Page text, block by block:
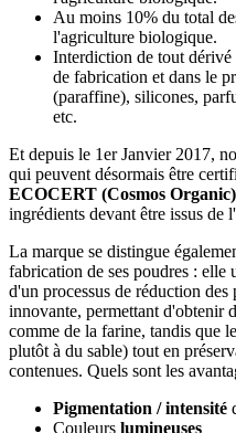
Au moins 10% du total
l'agriculture biologique.
Interdiction de tout dérivé
de fabrication et dans le
(paraffine), silicones,
etc.
Et depuis le 1er Janvier 2017,
qui peuvent désormais être
ECOCERT (Cosmos Organic)
ingrédients devant être issus de
La marque se distingue
fabrication de ses poudres : elle
d'un processus de réduction
innovante, permettant d'obtenir
comme de la farine, tandis que
plutôt à du sable) tout en
contenues. Quels sont les
Pigmentation / intensité
Couleurs lumineuses